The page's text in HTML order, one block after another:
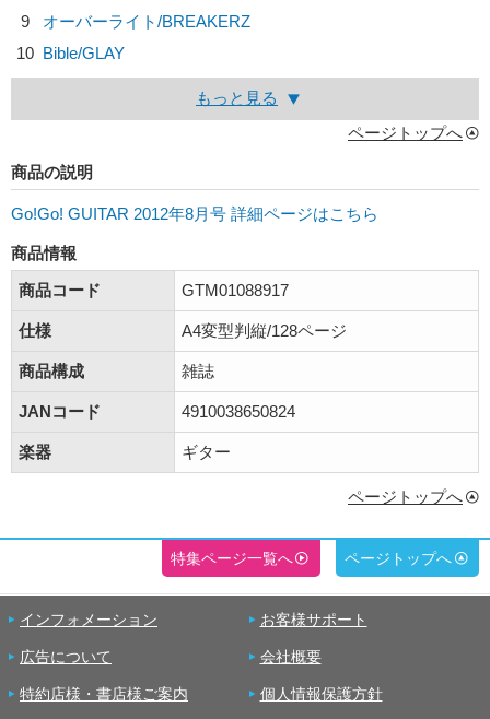
9
オーバーライト/BREAKERZ
10 Bible/GLAY
もっと見る
ページトップへ
商品の説明
Go!Go! GUITAR 2012年8月号 詳細ページはこちら
商品情報
商品コード
GTM01088917
仕様 A4変型判縦/128ページ
商品構成 雑誌
JANコード 4910038650824
楽器 ギター
ページトップへ
特集ページ一覧へ ページトップへ
インフォメーション お客様サポート
広告について 会社概要
特約店様・書店様ご案内 個人情報保護方針